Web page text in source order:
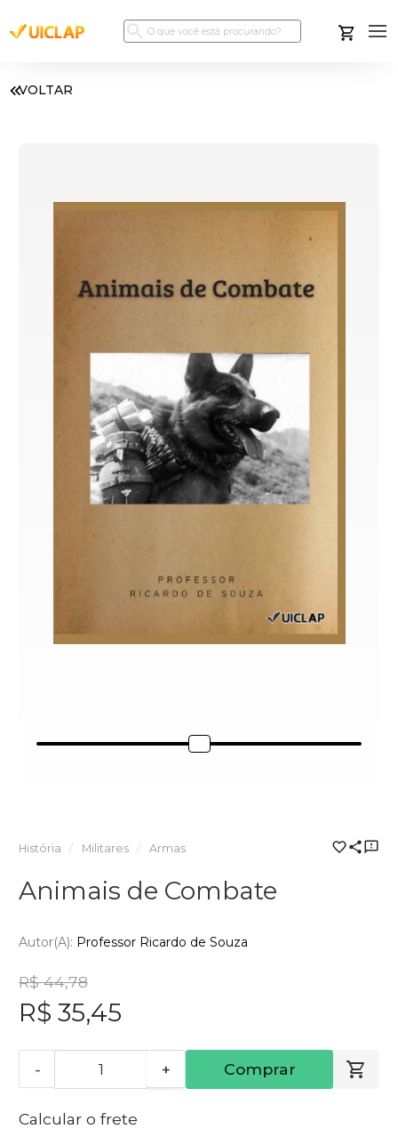
VOLTAR
História Militares Armas
Animais de Combate
Autor(a): Professor Ricardo de Souza
R$ 44,78
R$ 35,45
- + Comprar
Calcular o frete